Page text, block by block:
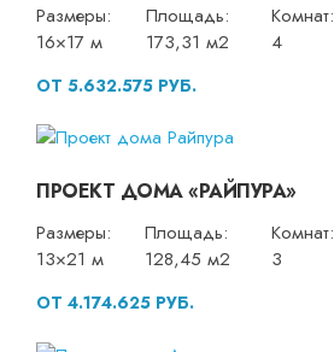
Размеры:
16×17 м
Площадь:
173,31 м2
Комнат:
4
ОТ 5.632.575 РУБ.
ПРОЕКТ ДОМА «РАЙПУРА»
Размеры:
13×21 м
Площадь:
128,45 м2
Комнат:
3
ОТ 4.174.625 РУБ.